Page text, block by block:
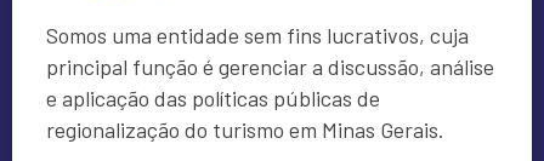
Somos uma entidade sem fins lucrativos, cuja
principal função é gerenciar a discussão, análise
e aplicação das políticas públicas de
regionalização do turismo em Minas Gerais.